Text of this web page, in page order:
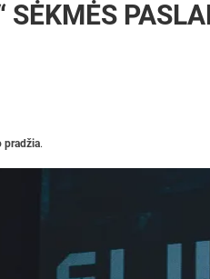
SĖKMĖS
pradžia.